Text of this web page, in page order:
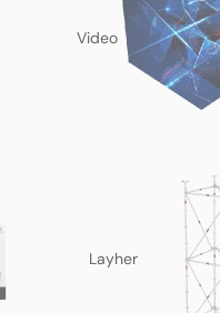
Video
Layher